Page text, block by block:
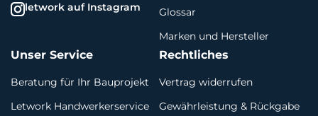
letwork auf Instagram
Glossar
Marken und Hersteller
Unser Service
Beratung für Ihr Bauprojekt
Letwork Handwerkerservice
Rechtliches
Vertrag widerrufen
Gewährleistung & Rückgabe